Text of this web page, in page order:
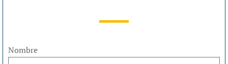
Nombre